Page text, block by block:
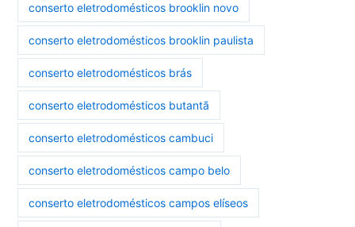
conserto eletrodomésticos brooklin novo
conserto eletrodomésticos brooklin paulista
conserto eletrodomésticos brás
conserto eletrodomésticos butantã
conserto eletrodomésticos cambuci
conserto eletrodomésticos campo belo
conserto eletrodomésticos campos elíseos